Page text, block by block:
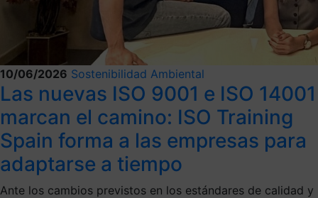
10/06/2026 Sostenibilidad Ambiental
Las nuevas ISO 9001 e ISO 14001
marcan el camino: ISO Training
Spain forma a las empresas para
adaptarse a tiempo
Ante los cambios previstos en los estándares de calidad y